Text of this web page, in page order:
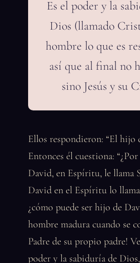
Es el poder y la
Dios (llamado
hombre lo que es
así que al final no
sino Jesús y su
Ellos respondieron: “El hijo
Entonces él cuestiona:
David, en Espíritu, le llama
David en el Espíritu lo llama
¿cómo puede ser hijo de
hombre madura cuando se
Padre de su propio padre!
poder y la sabiduría de